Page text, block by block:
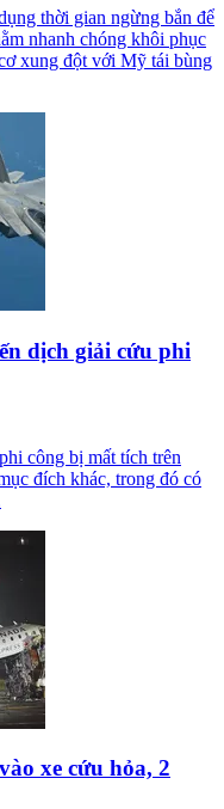
thời gian ngừng bắn để
nhanh chóng khôi phục
xung đột với Mỹ tái bùng
dịch giải cứu phi
công bị mất tích trên
đích khác, trong đó có
xe cứu hỏa, 2